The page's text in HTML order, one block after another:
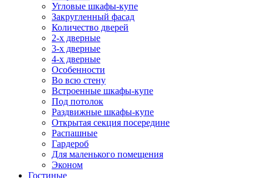
Угловые шкафы-купе
Закругленный фасад
Количество дверей
2-х дверные
3-х дверные
4-х дверные
Особенности
Во всю стену
Встроенные шкафы-купе
Под потолок
Раздвижные шкафы-купе
Открытая секция посередине
Распашные
Гардероб
Для маленького помещения
Эконом
Гостиные